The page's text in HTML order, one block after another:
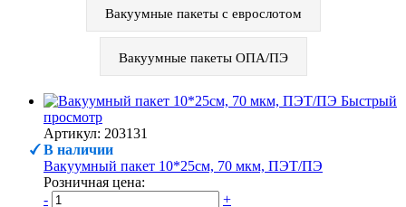
Вакуумные пакеты с еврослотом
Вакуумные пакеты ОПА/ПЭ
Быстрый
просмотр
Артикул: 203131
В наличии
Вакуумный пакет 10*25см, 70 мкм, ПЭТ/ПЭ
Розничная цена:
-
+